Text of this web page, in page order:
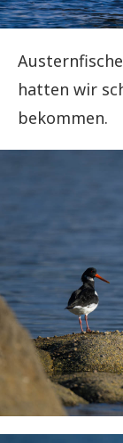
hatten wir
bekommen.